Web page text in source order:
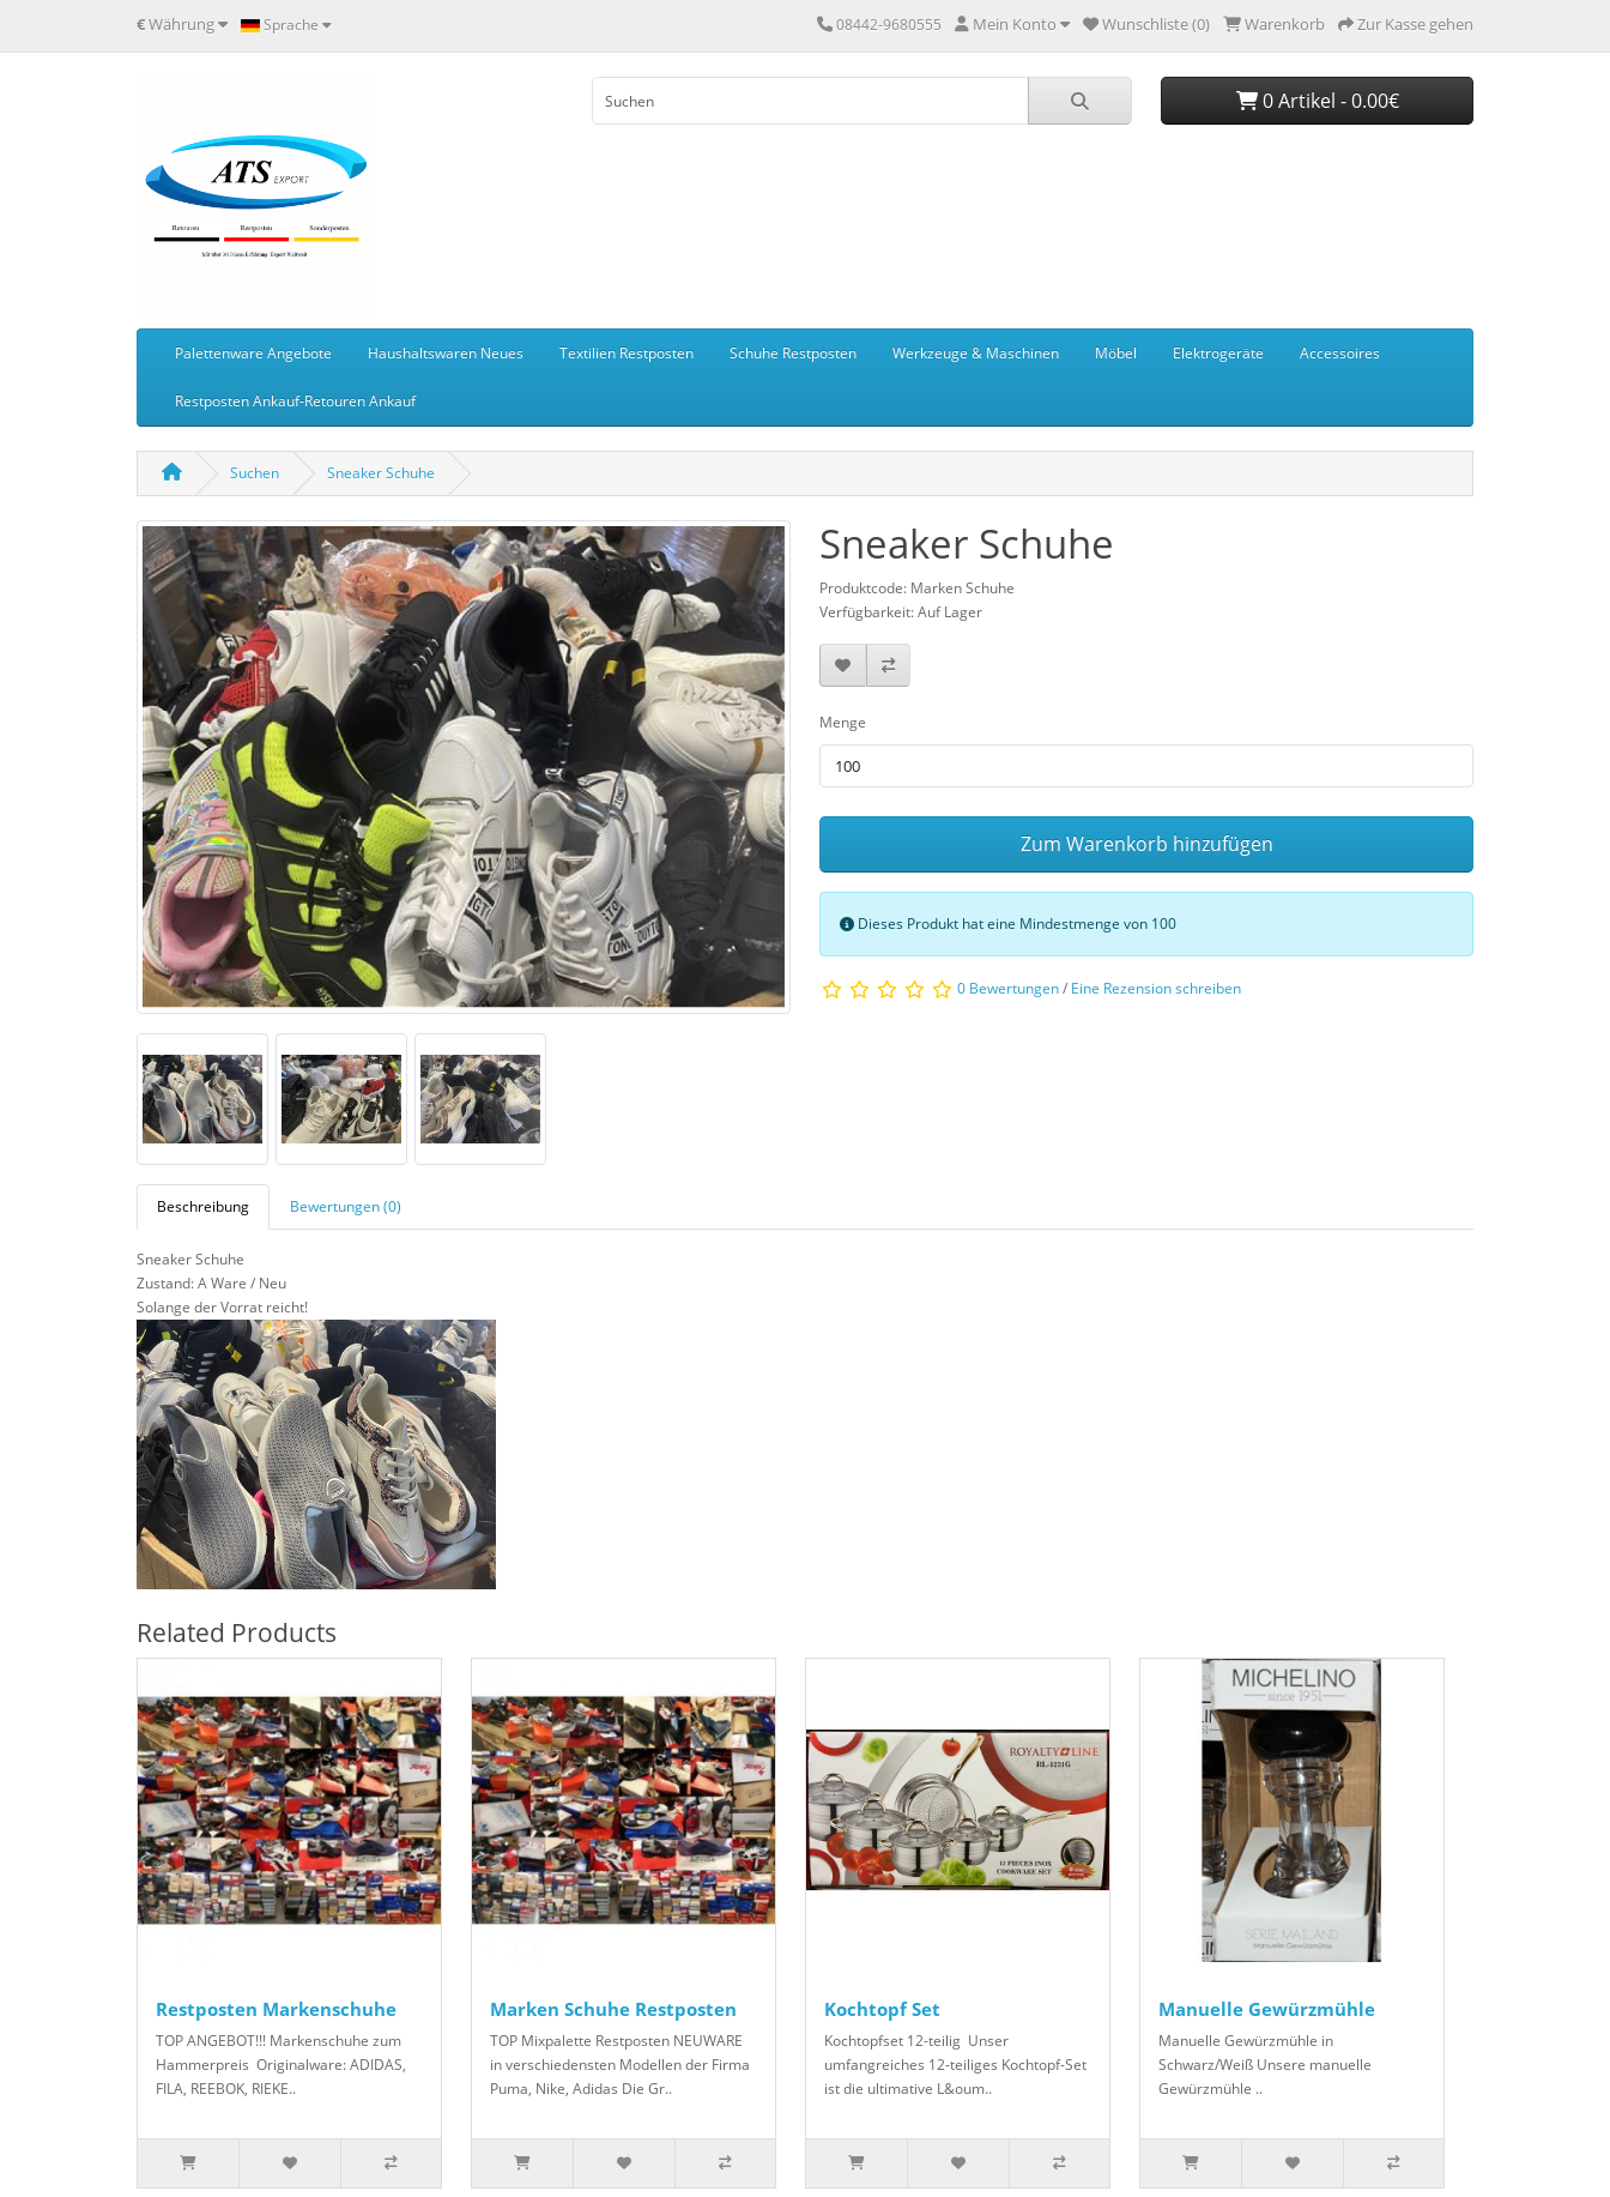
€Währung Sprache 08442-9680555 Mein Konto Wunschliste (0) Warenkorb Zur Kasse gehen
0 Artikel - 0.00€
Palettenware Angebote Haushaltswaren Neues Textilien Restposten Schuhe Restposten Werkzeuge & Maschinen Möbel Elektrogeräte Accessoires
Restposten Ankauf-Retouren Ankauf
Suchen Sneaker Schuhe
Sneaker Schuhe
Produktcode: Marken Schuhe
Verfügbarkeit: Auf Lager
Menge
Zum Warenkorb hinzufügen
Dieses Produkt hat eine Mindestmenge von 100
0 Bewertungen/ Eine Rezension schreiben
Beschreibung Bewertungen (0)
Sneaker Schuhe
Zustand: A Ware / Neu
Solange der Vorrat reicht!
Related Products
Restposten Markenschuhe
TOP ANGEBOT!!! Markenschuhe zum
Hammerpreis Originalware: ADIDAS,
FILA, REEBOK, RIEKE..
Marken Schuhe Restposten
TOP Mixpalette Restposten NEUWARE
in verschiedensten Modellen der Firma
Puma, Nike, Adidas Die Gr..
Kochtopf Set
Kochtopfset 12-teilig Unser
umfangreiches 12-teiliges Kochtopf-Set
ist die ultimative L&oum..
Manuelle Gewürzmühle
Manuelle Gewürzmühle in
Schwarz/Weiß Unsere manuelle
Gewürzmühle ..